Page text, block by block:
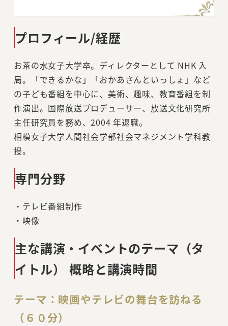
プロフィール/経歴
お茶の水女子大学卒。ディレクターとして NHK 入
局。「できるかな」「おかあさんといっしょ」など
の子ども番組を中心に、美術、趣味、教育番組を制
作演出。国際放送プロデューサー、放送文化研究所
主任研究員を務め、2004 年退職。
相模女子大学人間社会学部社会マネジメント学科教
授。
専門分野
・テレビ番組制作
・映像
主な講演・イベントのテーマ（タ
イトル） 概略と講演時間
テーマ：映画やテレビの舞台を訪ねる
（６０分）